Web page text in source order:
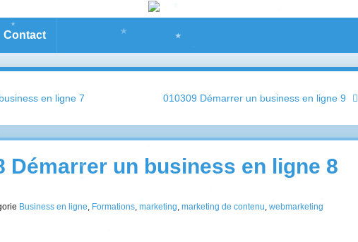
Contact
en ligne 7 010309 Démarrer un business en ligne 9
Démarrer un business en ligne 8
Business en ligne Formations marketing marketing de contenu webmarketing